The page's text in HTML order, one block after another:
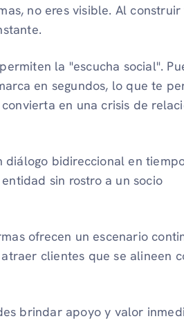
no eres visible. Al construir
la "escucha social".
en segundos, lo que te
en una crisis de
diálogo bidireccional en
sin rostro a un socio
ofrecen un escenario
clientes que se alineen
brindar apoyo y valor